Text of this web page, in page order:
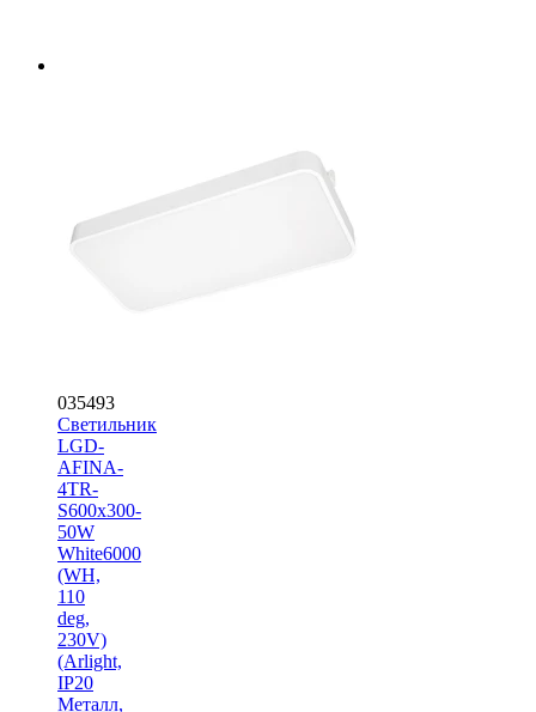
035493
Светильник
LGD-
AFINA-
4TR-
S600x300-
50W
White6000
(WH,
110
deg,
230V)
(Arlight,
IP20
Металл,